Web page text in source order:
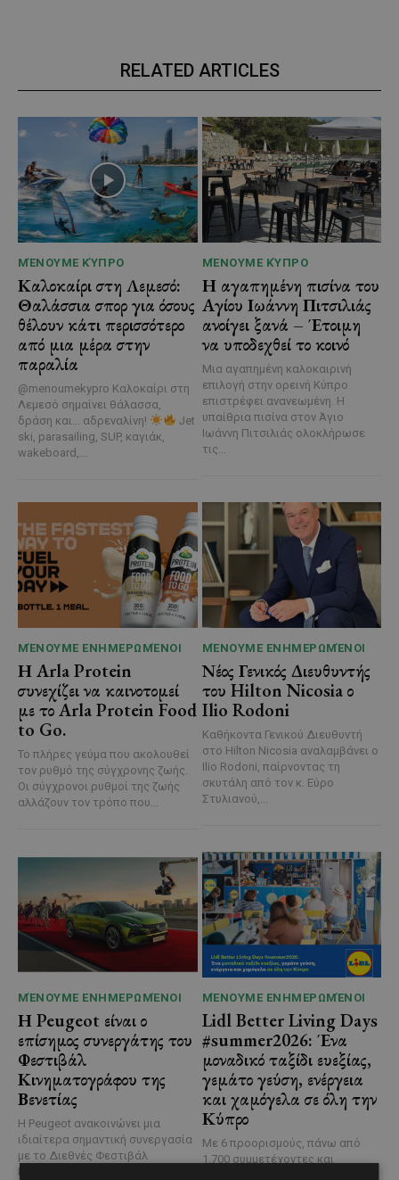
RELATED ARTICLES
ΜΈΝΟΥΜΕ ΚΎΠΡΟ
Καλοκαίρι στη Λεμεσό:
Θαλάσσια σπορ για όσους
θέλουν κάτι περισσότερο
από μια μέρα στην
παραλία
@menoumekypro Καλοκαίρι στη
Λεμεσό σημαίνει θάλασσα,
δράση και… αδρεναλίνη!
Jet
ski, parasailing, SUP, καγιάκ,
wakeboard,...
ΜΈΝΟΥΜΕ ΚΎΠΡΟ
Η αγαπημένη πισίνα του
Αγίου Ιωάννη Πιτσιλιάς
ανοίγει ξανά – Έτοιμη
να υποδεχθεί το κοινό
Μια αγαπημένη καλοκαιρινή
επιλογή στην ορεινή Κύπρο
επιστρέφει ανανεωμένη. Η
υπαίθρια πισίνα στον Άγιο
Ιωάννη Πιτσιλιάς ολοκλήρωσε
τις...
ΜΈΝΟΥΜΕ ΕΝΗΜΕΡΩΜΈΝΟΙ
Η Arla Protein
συνεχίζει να καινοτομεί
με το Arla Protein Food
to Go.
Το πλήρες γεύμα που ακολουθεί
τον ρυθμό της σύγχρονης ζωής.
Οι σύγχρονοι ρυθμοί της ζωής
αλλάζουν τον τρόπο που...
ΜΈΝΟΥΜΕ ΕΝΗΜΕΡΩΜΈΝΟΙ
Νέος Γενικός Διευθυντής
του Hilton Nicosia ο
Ilio Rodoni
Καθήκοντα Γενικού Διευθυντή
στο Hilton Nicosia αναλαμβάνει ο
Ilio Rodoni, παίρνοντας τη
σκυτάλη από τον κ. Εύρο
Στυλιανού,...
ΜΈΝΟΥΜΕ ΕΝΗΜΕΡΩΜΈΝΟΙ
Η Peugeot είναι ο
επίσημος συνεργάτης του
Φεστιβάλ
Κινηματογράφου της
Βενετίας
Η Peugeot ανακοινώνει μια
ιδιαίτερα σημαντική συνεργασία
με το Διεθνές Φεστιβάλ
Κινηματογράφου της Βενετίας
ΜΈΝΟΥΜΕ ΕΝΗΜΕΡΩΜΈΝΟΙ
Lidl Better Living Days
#summer2026: Ένα
μοναδικό ταξίδι ευεξίας,
γεμάτο γεύση, ενέργεια
και χαμόγελα σε όλη την
Κύπρο
Με 6 προορισμούς, πάνω από
1.700 συμμετέχοντες και